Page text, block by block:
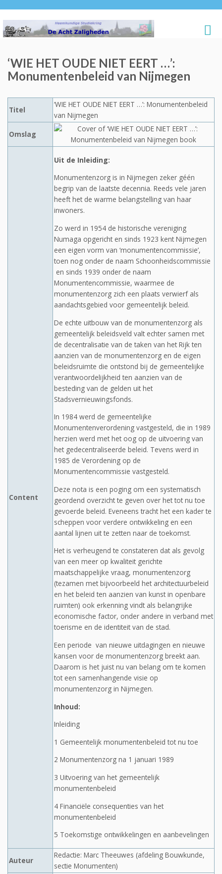
‘WIE HET OUDE NIET EERT …’:
Monumentenbeleid van Nijmegen
Titel
‘WIE HET OUDE NIET EERT …’: Monumentenbeleid
van Nijmegen
Omslag
Content
Uit de Inleiding:
Monumentenzorg is in Nijmegen zeker géén
begrip van de laatste decennia. Reeds vele jaren
heeft het de warme belangstelling van haar
inwoners.
Zo werd in 1954 de historische vereniging
Numaga opgericht en sinds 1923 kent Nijmegen
een eigen vorm van ‘monumentencommissie’,
toen nog onder de naam Schoonheidscommissie
en sinds 1939 onder de naam
Monumentencommissie, waarmee de
monumentenzorg zich een plaats verwierf als
aandachtsgebied voor gemeentelijk beleid.
De echte uitbouw van de monumentenzorg als
gemeentelijk beleidsveld valt echter samen met
de decentralisatie van de taken van het Rijk ten
aanzien van de monumentenzorg en de eigen
beleidsruimte die ontstond bij de gemeentelijke
verantwoordelijkheid ten aanzien van de
besteding van de gelden uit het
Stadsvernieuwingsfonds.
In 1984 werd de gemeentelijke
Monumentenverordening vastgesteld, die in 1989
herzien werd met het oog op de uitvoering van
het gedecentraliseerde beleid. Tevens werd in
1985 de Verordening op de
Monumentencommissie vastgesteld.
Deze nota is een poging om een systematisch
geordend overzicht te geven over het tot nu toe
gevoerde beleid. Eveneens tracht het een kader te
scheppen voor verdere ontwikkeling en een
aantal lijnen uit te zetten naar de toekomst.
Het is verheugend te constateren dat als gevolg
van een meer op kwaliteit gerichte
maatschappelijke vraag, monumentenzorg
(tezamen met bijvoorbeeld het architectuurbeleid
en het beleid ten aanzien van kunst in openbare
ruimten) ook erkenning vindt als belangrijke
economische factor, onder andere in verband met
toerisme en de identiteit van de stad.
Een periode van nieuwe uitdagingen en nieuwe
kansen voor de monumentenzorg breekt aan.
Daarom is het juist nu van belang om te komen
tot een samenhangende visie op
monumentenzorg in Nijmegen.
Inhoud:
Inleiding
1 Gemeentelijk monumentenbeleid tot nu toe
2 Monumentenzorg na 1 januari 1989
3 Uitvoering van het gemeentelijk
monumentenbeleid
4 Financiële consequenties van het
monumentenbeleid
5 Toekomstige ontwikkelingen en aanbevelingen
Auteur
Redactie: Marc Theeuwes (afdeling Bouwkunde,
sectie Monumenten)